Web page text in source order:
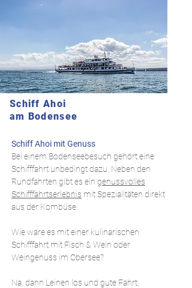
Schiff Ahoi
am Bodensee
Schiff Ahoi mit Genuss
Bei einem Bodenseebesuch gehört eine
Schifffahrt unbedingt dazu. Neben den
Rundfahrten gibt es ein genussvolles
Schifffahrtserlebnis mit Spezialitäten direkt
aus der Kombüse.
Wie wäre es mit einer kulinarischen
Schifffahrt mit Fisch & Wein oder
Weingenuss im Obersee?
Na, dann Leinen los und gute Fahrt.